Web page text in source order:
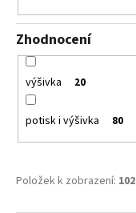
Zhodnocení
výšivka 20
potisk i výšivka 80
Položek k zobrazení: 102